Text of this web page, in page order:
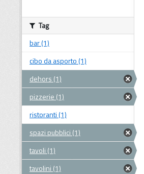
Tag
bar (1)
cibo da asporto (1)
dehors (1)
pizzerie (1)
ristoranti (1)
spazi pubblici (1)
tavoli (1)
tavolini (1)